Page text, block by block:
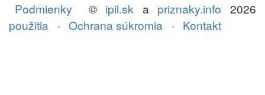
© ipil.sk a priznaky.info 2026
Podmienky
použitia · Ochrana súkromia · Kontakt